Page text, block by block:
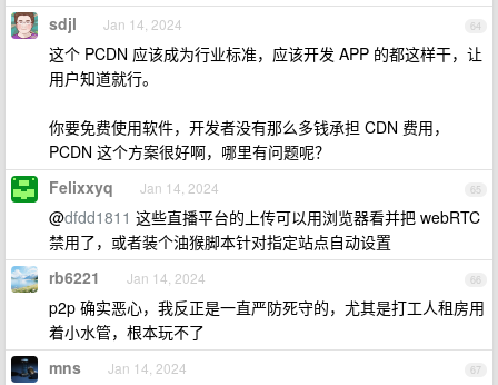
64
sdjl Jan 14, 2024
这个 PCDN 应该成为行业标准，应该开发 APP 的都这样干，让
用户知道就行。
你要免费使用软件，开发者没有那么多钱承担 CDN 费用，
PCDN 这个方案很好啊，哪里有问题呢？
65
Felixxyq Jan 14, 2024
@dfdd1811 这些直播平台的上传可以用浏览器看并把 webRTC
禁用了，或者装个油猴脚本针对指定站点自动设置
66
rb6221 Jan 14, 2024
p2p 确实恶心，我反正是一直严防死守的，尤其是打工人租房用
着小水管，根本玩不了
67
mns Jan 14, 2024